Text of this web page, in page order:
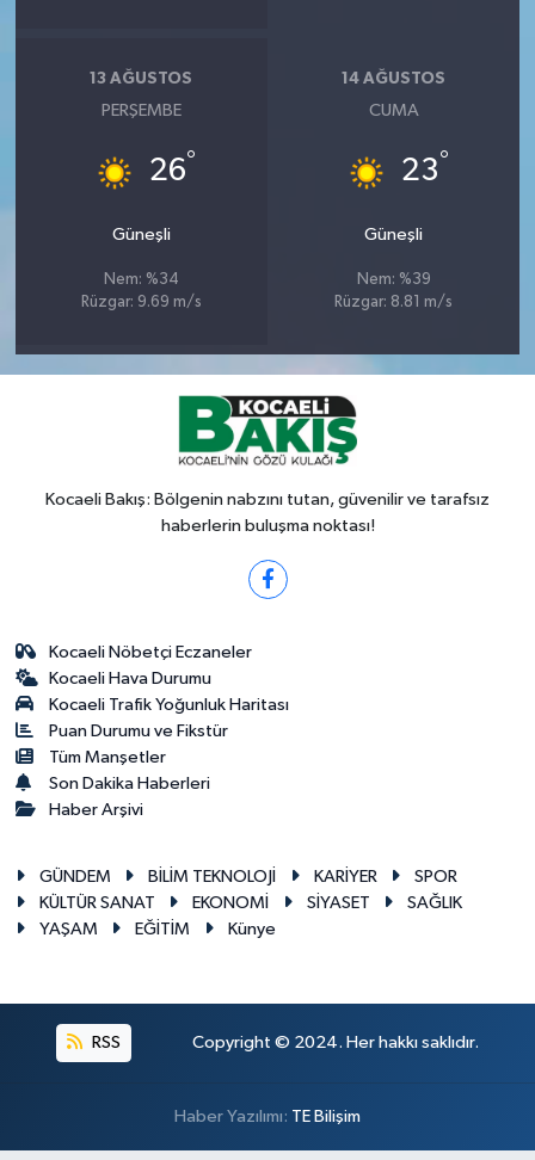
13 AĞUSTOS
PERŞEMBE
26°
Güneşli
Nem: %34
Rüzgar: 9.69 m/s
14 AĞUSTOS
CUMA
23°
Güneşli
Nem: %39
Rüzgar: 8.81 m/s
Kocaeli Bakış: Bölgenin nabzını tutan, güvenilir ve tarafsız
haberlerin buluşma noktası!
Kocaeli Nöbetçi Eczaneler
Kocaeli Hava Durumu
Kocaeli Trafik Yoğunluk Haritası
Puan Durumu ve Fikstür
Tüm Manşetler
Son Dakika Haberleri
Haber Arşivi
GÜNDEM BİLİM TEKNOLOJİ KARİYER
SPOR
KÜLTÜR SANAT
EKONOMİ SİYASET
SAĞLIK
YAŞAM
EĞİTİM Künye
RSS Copyright © 2024. Her hakkı saklıdır.
Haber Yazılımı: TE Bilişim